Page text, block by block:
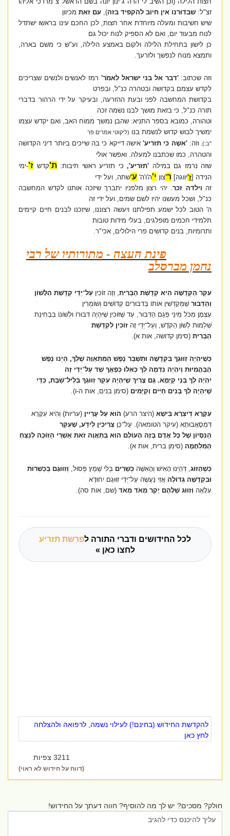
זצ"ל:שבדורנו אין חיוב להקפיד בזה)
,עם זאתמכיוון
שיש חשיבות ומעלה מיוחדת אחר חצות, לכן החכם עינו בראשו ישתדל
לנוח מבעוד יום, ואם לא הספיק לנוח יכול גם
כן לישון בתחילת הלילה ולקום באמצע הלילה, וע"ש כי משם בארה,
ותמצא מנוח לנפשך ולזרעך.
וזה שכתוב:'דבר אל בני ישראל לֵאמֹר'רמז לאנשים ולנשים שצריכים
לקדש עצמם בקדושה ובטהרה כנ"ל, ובפרט
בקדושת המחשבה לפני ובעת ההזרעה, ובעיקר על ידי הרהור בדברי
תורה כנ"ל, כי בזאת מושך לבנו נשמה זכה
וטהורה, כמובא בספר התניא: שהבן נמשך ממוח האב, ואם יקדש עצמו
ימשיך לבוש קדוש לנשמת בנו(ליקוטי אמרים פר
"ב:).וזה:'אִשָה כי תזריע'אישה דייקא כי בה שייכים ביותר דיני הקדושה
והטהרה, כמו שכתבנו למעלה. ואפשר אולי
שזה נרמז גם במילה'תזריע',כי תזריע ראשי תיבות: ת'קדשז' -ימי
הנידה [ז' יווגהּ] ר צוןי'ה'ו'ה'ע' שתה, ועל ידי
זהוילדה זכר. יהי רצון מלפניו יתברך שיזכה אותנו לקדש המחשבה
כנ"ל, ושכל מעשנו יהיו לשם שמים, ועל ידי זה
ה' הטוב לכל ישמע תפילתנו ויעשה רצוננו, שיזכנו לבנים חיים קיימים
תלמידי חכמים מופלגים, בעלי מידות טובות
ותרומיות, בנים קדושים פרי הילולים, אכי"ר.
פינת העצה - מתורותיו של רבי
נחמן מברסלב
עִקַּר הַקְּדֻשָּׁה הִיא קְדֻשַּׁת הַבְּרִית, וְזֶה זוֹכִיןעַל־יְדֵי קְדֻשַּׁת הַלָּשׁוֹן
וְהַדִּבּוּרשֶׁמְּקַדְּשִׁין אוֹתוֹ בְּדִבּוּרִים קְדוֹשִׁים וְשׁוֹמְרִין
עַצְמָן מִכֹּל מִינֵי פְּגַם הַדִּבּוּר, עַד שֶׁזּוֹכִין שֶׁיִּהְיֶה דִּבּוּרוֹ וּלְשׁוֹנוֹ בִּבְחִינַת
שְׁלֵמוּת לְשׁוֹן הַקֹּדֶשׁ, וְעַל־יְדֵי זֶהזוֹכִין לִקְדֻשַּׁת
הַבְּרִית(סימן קדושה, אות א).
כְּשֶׁיִּהְיֶה זִוּוּגְךָ בִּקְדֻשָּׁה וּתְשַׁבֵּר נֶפֶשׁ הַמִּתְאַוָּה שֶׁלְּךָ, הַיְנוּ נֶפֶשׁ
הַבַּהֲמִיּוּת וְיִהְיֶה נִדְמֶה לְךָ כְּאִלּוּ כְּפָאֲךָ שֵׁד עַל־יְדֵי זֶה
יִהְיֶה לְךָ בְּנֵי קַיָּמָא. גַּם צָרִיךְ שֶׁיִּהְיֶה עִקַּר זִוּוּגְךָ בְּלֵיל־שַׁבָּת, כְּדֵי
שֶׁיִּהְיֶה לְךָ בָּנִים חַיִּים וְקַיָּמִים(סימן בנים, אות ה-ו).
עִקָּרָא דְּיִצְרָא בִּישָׁא(היצר הרע)הוּא עַל עֲרָיִין(עריות) וְהִיא עִקָּרָא
דִּמְסָאֲבוּתָא (עיקר הטומאה).עַל־כֵּןצְרִיכִין לֵידַע, שֶׁעִקַּר
הַנִּסָּיוֹן שֶׁל כָּל אָדָם בָּזֶה הָעוֹלָם הוּא בְּתַאֲוָה זֹאת אַשְׁרֵי הַזּוֹכֶה לְנַצֵּחַ
הַמִּלְחָמָה (סימן ברית, אות א).
כְּשֶׁהַזּוּג, דְּהַיְנוּ הָאִישׁ וְהָאִשָּׁהכְּשֵׁרִיםבְּלִי שֶׁמֶץ פְּסוּל,וְזִוּוּגָם בְּכַשְׁרוּת
וּבִקְדֻשָּׁה גְּדוֹלָהאֲזַי נַעֲשֶׂה עַל־יְדֵי זִוּוּגָם יִחוּדָא
עִלָּאָהוְזִוּוּג שֶׁלָּהֶם יָקָר מְאֹד מְאֹד (שם, אות סה).
לכל החידושים ודברי התורה לפרשת תזריע
לחצו כאן »
להקדשת החידוש (בחינם!) לעילוי נשמה, לרפואה ולהצלחה
לחץ כאן
3211 צפיות
(דווח על חידוש לא ראוי)
חולק? מסכים? יש לך מה להוסיף? חווה דעתך על החידוש!